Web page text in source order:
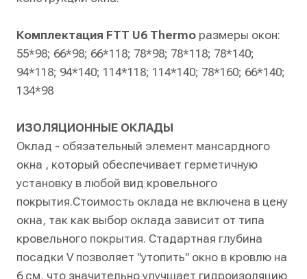
Комплектация FTT U6 Thermo размеры окон:
55*98; 66*98; 66*118; 78*98; 78*118; 78*140;
94*118; 94*140; 114*118; 114*140; 78*160; 66*140;
134*98
ИЗОЛЯЦИОННЫЕ ОКЛАДЫ
Оклад - обязательный элемент мансардного
окна , который обеспечивает герметичную
установку в любой вид кровельного
покрытия.Стоимость оклада не включена в цену
окна, так как выбор оклада зависит от типа
кровельного покрытия. Стадартная глубина
посадки V позволяет "утопить" окно в кровлю на
6 см, что значительно улучшает гидроизоляцию